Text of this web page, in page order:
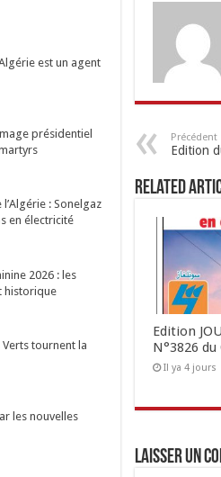
Précédent
Edition
Related
Edition
N°3826
Il ya 4 jours
Laisser un
est un agent
présidentiel
: Sonelgaz
en électricité
2026 : les
historique
tournent la
les nouvelles